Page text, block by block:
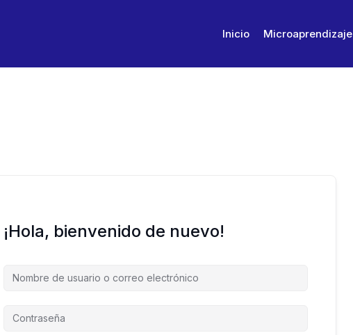
Inicio Microaprendizaje
¡Hola, bienvenido de nuevo!